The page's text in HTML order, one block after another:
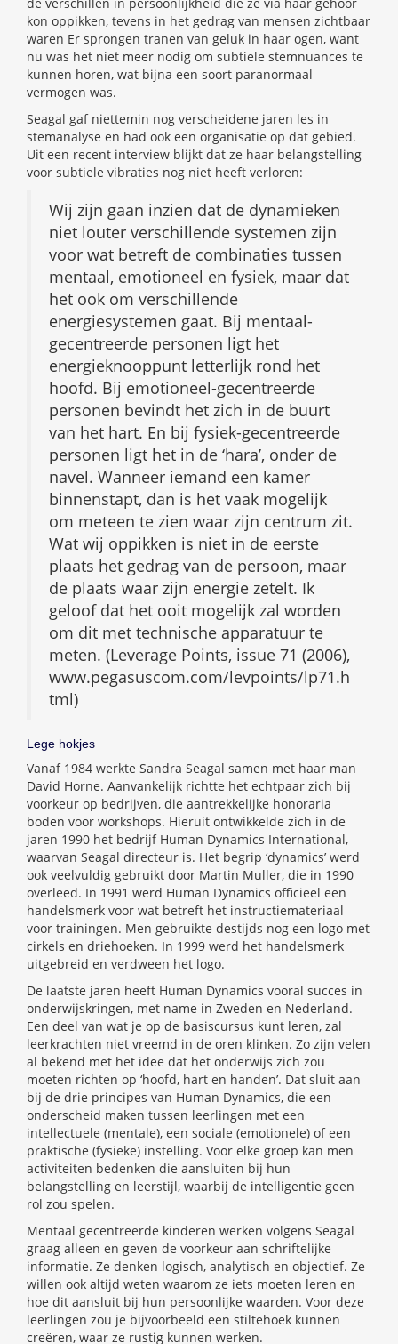
kon oppikken, tevens in het gedrag van mensen zichtbaar
waren Er sprongen tranen van geluk in haar ogen, want
nu was het niet meer nodig om subtiele stemnuances te
kunnen horen, wat bijna een soort paranormaal
vermogen was.
Seagal gaf niettemin nog verscheidene jaren les in
stemanalyse en had ook een organisatie op dat gebied.
Uit een recent interview blijkt dat ze haar belangstelling
voor subtiele vibraties nog niet heeft verloren:
Wij zijn gaan inzien dat de dynamieken
niet louter verschillende systemen zijn
voor wat betreft de combinaties tussen
mentaal, emotioneel en fysiek, maar dat
het ook om verschillende
energiesystemen gaat. Bij mentaal-
gecentreerde personen ligt het
energieknooppunt letterlijk rond het
hoofd. Bij emotioneel-gecentreerde
personen bevindt het zich in de buurt
van het hart. En bij fysiek-gecentreerde
personen ligt het in de ‘hara’, onder de
navel. Wanneer iemand een kamer
binnenstapt, dan is het vaak mogelijk
om meteen te zien waar zijn centrum zit.
Wat wij oppikken is niet in de eerste
plaats het gedrag van de persoon, maar
de plaats waar zijn energie zetelt. Ik
geloof dat het ooit mogelijk zal worden
om dit met technische apparatuur te
meten. (Leverage Points, issue 71 (2006),
www.pegasuscom.com/levpoints/lp71.h
tml)
Lege hokjes
Vanaf 1984 werkte Sandra Seagal samen met haar man
David Horne. Aanvankelijk richtte het echtpaar zich bij
voorkeur op bedrijven, die aantrekkelijke honoraria
boden voor workshops. Hieruit ontwikkelde zich in de
jaren 1990 het bedrijf Human Dynamics International,
waarvan Seagal directeur is. Het begrip ‘dynamics’ werd
ook veelvuldig gebruikt door Martin Muller, die in 1990
overleed. In 1991 werd Human Dynamics officieel een
handelsmerk voor wat betreft het instructiemateriaal
voor trainingen. Men gebruikte destijds nog een logo met
cirkels en driehoeken. In 1999 werd het handelsmerk
uitgebreid en verdween het logo.
De laatste jaren heeft Human Dynamics vooral succes in
onderwijskringen, met name in Zweden en Nederland.
Een deel van wat je op de basiscursus kunt leren, zal
leerkrachten niet vreemd in de oren klinken. Zo zijn velen
al bekend met het idee dat het onderwijs zich zou
moeten richten op ‘hoofd, hart en handen’. Dat sluit aan
bij de drie principes van Human Dynamics, die een
onderscheid maken tussen leerlingen met een
intellectuele (mentale), een sociale (emotionele) of een
praktische (fysieke) instelling. Voor elke groep kan men
activiteiten bedenken die aansluiten bij hun
belangstelling en leerstijl, waarbij de intelligentie geen
rol zou spelen.
Mentaal gecentreerde kinderen werken volgens Seagal
graag alleen en geven de voorkeur aan schriftelijke
informatie. Ze denken logisch, analytisch en objectief. Ze
willen ook altijd weten waarom ze iets moeten leren en
hoe dit aansluit bij hun persoonlijke waarden. Voor deze
leerlingen zou je bijvoorbeeld een stiltehoek kunnen
creëren, waar ze rustig kunnen werken.